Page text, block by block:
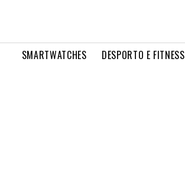
SMARTWATCHES DESPORTO E FITNESS